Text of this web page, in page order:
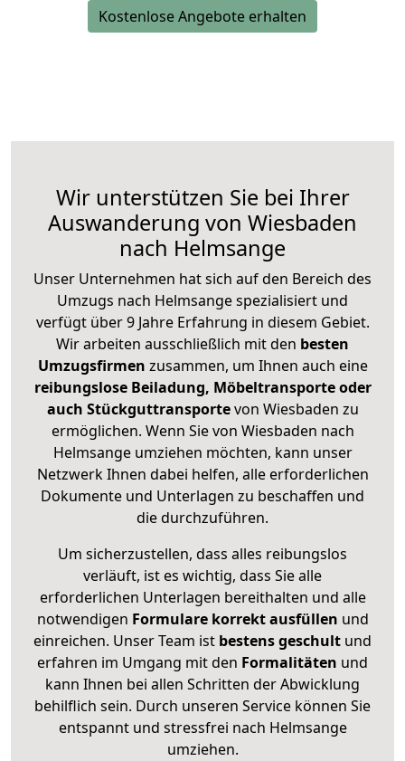
Kostenlose Angebote erhalten
Wir unterstützen Sie bei Ihrer
Auswanderung von Wiesbaden
nach Helmsange
Unser Unternehmen hat sich auf den Bereich des
Umzugs nach Helmsange spezialisiert und
verfügt über 9 Jahre Erfahrung in diesem Gebiet.
Wir arbeiten ausschließlich mit den besten
Umzugsfirmen zusammen, um Ihnen auch eine
reibungslose Beiladung, Möbeltransporte oder
auch Stückguttransportevon Wiesbaden zu
ermöglichen. Wenn Sie von Wiesbaden nach
Helmsange umziehen möchten, kann unser
Netzwerk Ihnen dabei helfen, alle erforderlichen
Dokumente und Unterlagen zu beschaffen und
die durchzuführen.
Um sicherzustellen, dass alles reibungslos
verläuft, ist es wichtig, dass Sie alle
erforderlichen Unterlagen bereithalten und alle
notwendigen Formulare korrekt ausfüllen und
einreichen. Unser Team ist bestens geschult und
erfahren im Umgang mit den Formalitäten und
kann Ihnen bei allen Schritten der Abwicklung
behilflich sein. Durch unseren Service können Sie
entspannt und stressfrei nach Helmsange
umziehen.